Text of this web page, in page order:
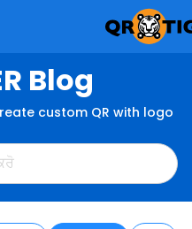
Blog
custom QR with logo